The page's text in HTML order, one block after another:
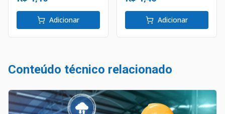
Adicionar Adicionar
Conteúdo técnico relacionado